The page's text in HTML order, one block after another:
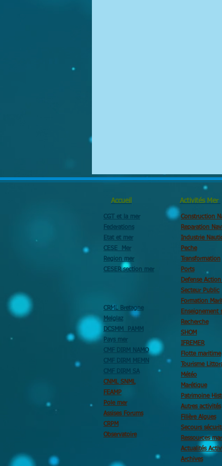
Accueil
Activités Mer
CGT et la mer
Federations
Etat et mer
CESE Mer
Region mer
CESER section mer
CRML Bretagne
Melglaz
DCSMM PAMM
Pays mer
CMF DIRM NAMO
CMF DIRM MEMN
CMF DIRM SA
CNML SNML
FEAMP
Pole mer
Assises Forums
CRPM
Observatoire
Construction
Reparation
Industrie
Peche
Transformation
Ports
Defense
Secteur Public
Formation
Enseignement
Recherche
SHOM
IFREMER
Flotte maritime
Tourisme
Météo
Marétique
Patrimoine
Autres activités
Filière Algues
Secours
Ressources
Actualités
Archives